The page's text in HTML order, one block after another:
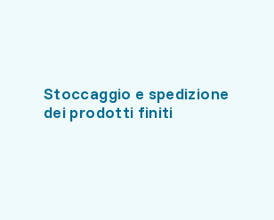
Stoccaggio e spedizione
dei prodotti finiti